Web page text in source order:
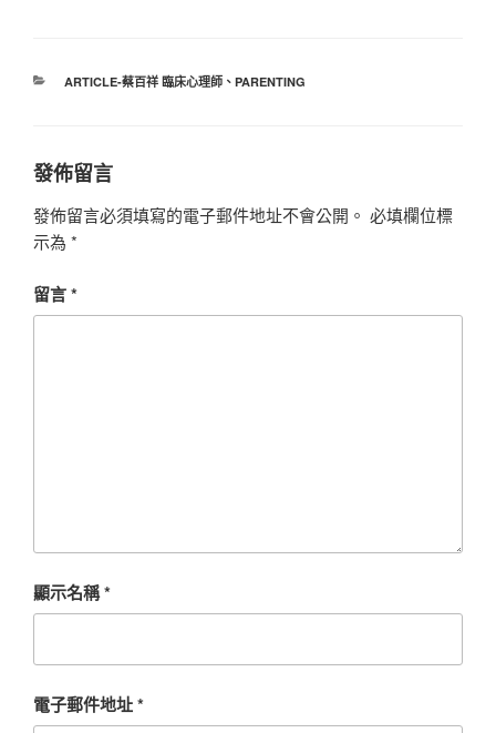
分
ARTICLE-蔡百祥 臨床心理師、 PARENTING
發佈留言
發佈留言必須填寫的電子郵件地址不會公開。 必填欄位標
示為 *
留言*
顯示名稱*
電子郵件地址*